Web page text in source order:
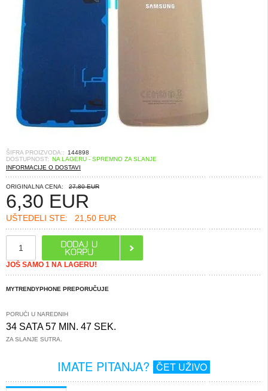
ŠIFRA PROIZVODA::
144898
DOSTUPNOST: NA LAGERU - SPREMNO ZA SLANJE
INFORMACIJE O DOSTAVI
ORIGINALNA CENA: 27,80 EUR
6,30 EUR
UŠTEDELI STE: 21,50 EUR
JOŠ SAMO 1 NA LAGERU!
MYTRENDYPHONE PREPORUČUJE
PORUČI U NAREDNIH
34 SATA 57 MIN. 47 SEK.
ZA SLANJE SUTRA.
IMATE PITANJA? ČET UŽIVO